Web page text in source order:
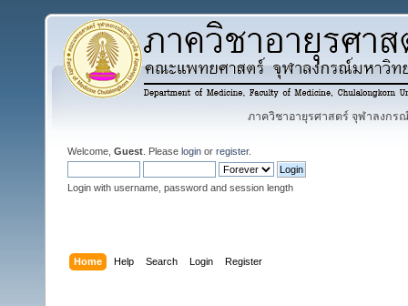
ภาควิชาอายุรศาสตร์ จุฬาลงกรณ์
Welcome, Guest . Please login or register.
Login with username, password and session length
Home Help Search Login Register